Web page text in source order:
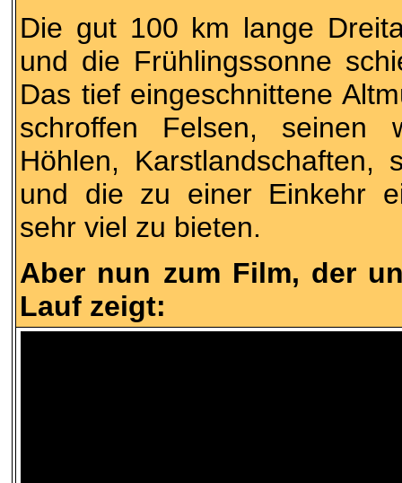
Die gut 100 km lange
und die Frühlingssonne
Das tief eingeschnittene
schroffen Felsen, seinen
Höhlen, Karstlandschaften,
und die zu einer Einkehr
sehr viel zu bieten.
Aber nun zum Film, der
Lauf zeigt: